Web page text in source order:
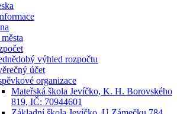
výhled rozpočtu
účet
organizace
Mateřská škola Jevíčko, K. H. Borovského
819, IČ: 70944601